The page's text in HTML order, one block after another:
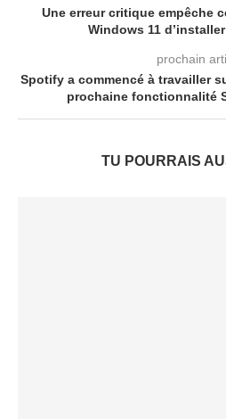
Une erreur critique empêche
Windows 11
prochain
Spotify a commencé à travailler
prochaine fonctionnalité
TU POURRAIS